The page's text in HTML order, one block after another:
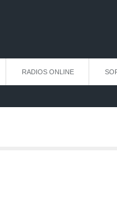
RADIOS ONLINE